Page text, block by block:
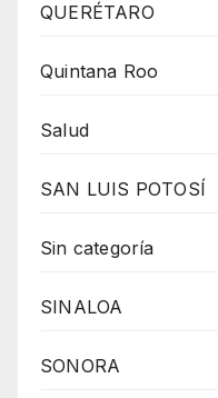
QUERÉTARO
Quintana Roo
Salud
SAN LUIS POTOSÍ
Sin categoría
SINALOA
SONORA